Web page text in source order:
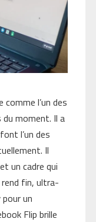
comme l’un des
moment. Il a
l’un des
Il
un cadre qui
rend fin, ultra-
pour un
Flip brille